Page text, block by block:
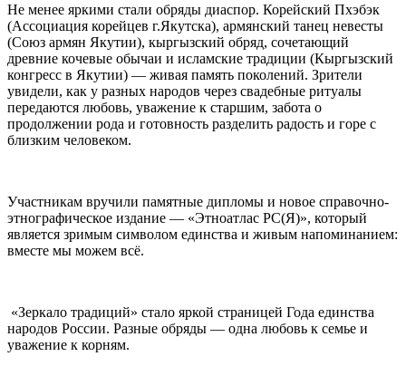
Не менее яркими стали обряды диаспор. Корейский Пхэбэк
(Ассоциация корейцев г.Якутска), армянский танец невесты
(Союз армян Якутии), кыргызский обряд, сочетающий
древние кочевые обычаи и исламские традиции (Кыргызский
конгресс в Якутии) — живая память поколений. Зрители
увидели, как у разных народов через свадебные ритуалы
передаются любовь, уважение к старшим, забота о
продолжении рода и готовность разделить радость и горе с
близким человеком.
Участникам вручили памятные дипломы и новое справочно-
этнографическое издание — «Этноатлас РС(Я)», который
является зримым символом единства и живым напоминанием:
вместе мы можем всё.
«Зеркало традиций» стало яркой страницей Года единства
народов России. Разные обряды — одна любовь к семье и
уважение к корням.